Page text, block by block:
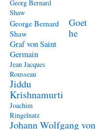
Georg Bernard
Shaw
George Bernard
Shaw
Goet
he
Graf von Saint
Germain
Jean Jacques
Rousseau
Jiddu
Krishnamurti
Joachim
Ringelnatz
Johann Wolfgang von